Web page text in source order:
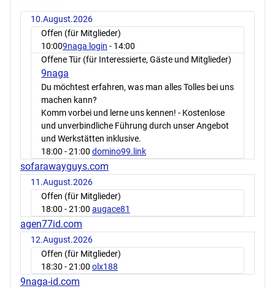
10.August.2026
Offen (für Mitglieder)
10:009naga login - 14:00
Offene Tür (für Interessierte, Gäste und Mitglieder)
9naga
Du möchtest erfahren, was man alles Tolles bei uns
machen kann?
Komm vorbei und lerne uns kennen! - Kostenlose
und unverbindliche Führung durch unser Angebot
und Werkstätten inklusive.
18:00 - 21:00 domino99.link
sofarawayguys.com
11.August.2026
Offen (für Mitglieder)
18:00 - 21:00 augace81
agen77id.com
12.August.2026
Offen (für Mitglieder)
18:30 - 21:00 olx188
9naga-id.com